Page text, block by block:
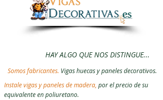
HAY ALGO QUE NOS DISTINGUE...
Somos fabricantes. Vigas huecas y paneles decorativos.
Instale vigas y paneles de madera, por el precio de su
equivalente en poliuretano.